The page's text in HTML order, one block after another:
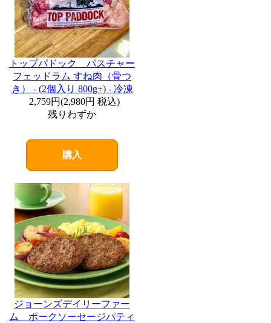
トップパドック パスチャー
フェッドラム すね肉（骨つ
き） - (2個入り 800g+) - 冷凍
2,759円(2,980円 税込)
残りわずか
購入
ジョーンズデイリーファー
ム ポークソーセージパティ